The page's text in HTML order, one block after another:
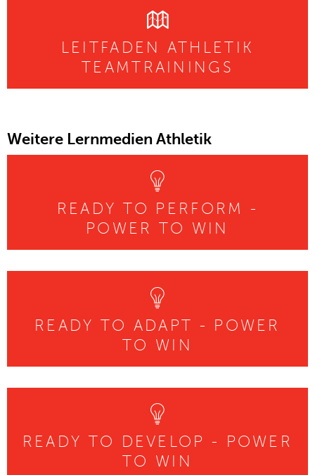
LEITFADEN ATHLETIK
TEAMTRAININGS
Weitere Lernmedien Athletik
READY TO PERFORM -
POWER TO WIN
READY TO ADAPT - POWER
TO WIN
READY TO DEVELOP - POWER
TO WIN